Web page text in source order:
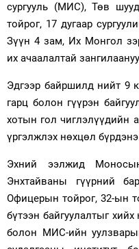
сургууль (МИС), Төв
тойрог, 17 дугаар
Зүүн 4 зам, Их Монгол
их ачаалалтай
Эдгээр байршилд нийт 9
гарц болон гүүрэн
хотын гол чиглэлүүдийн
үргэлжлэх нөхцөл
Эхний ээлжид
Энхтайваны гүүрний
Офицерын тойрог, 32-ын
бүтээн байгуулалтыг
болон МИС-ийн